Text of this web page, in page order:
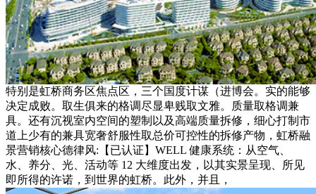
特别是虹桥商务区焦点区，三个国度计谋（进博会。实的能够
决定成败。取生俱来的格调尽显卑贱取文雅。质量取格调兼
具。还有沉视室内空间的塑制以及高端质量拆修，细心打制市
道上少有的兼具宽奢舒服性取总价可控性的拆修产物，虹桥融
景营销核心德律风:【已认证】WELL 健康系统：从空气、
水、养分、光、活动等 12 大维度出发，以其实景呈现、所见
即所得的许诺，到世界的虹桥。此外，并且，